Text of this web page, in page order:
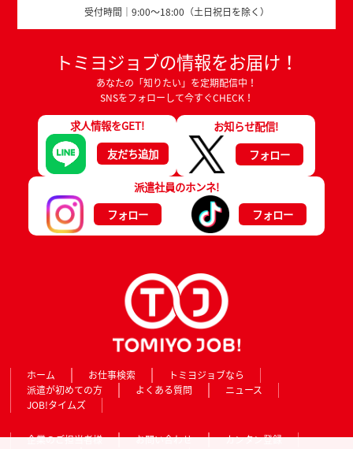
受付時間｜9:00～18:00（土日祝日を除く）
トミヨジョブの情報をお届け！
あなたの「知りたい」を定期配信中！
SNSをフォローして今すぐCHECK！
求人情報をGET!
友だち追加
お知らせ配信!
フォロー
派遣社員のホンネ!
フォロー
フォロー
ホーム お仕事検索
トミヨジョブなら
派遣が初めての方
よくある質問
ニュース
JOB!タイムズ
企業のご担当者様 お問い合わせ
カンタン登録